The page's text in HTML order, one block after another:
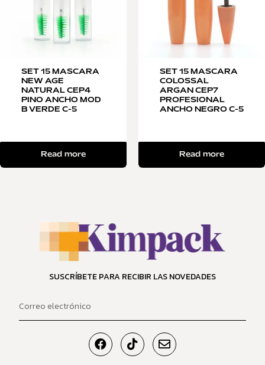
SET 15 MASCARA
NEW AGE
NATURAL CEP4
PINO ANCHO MOD
B VERDE C-5
Read more
SET 15 MASCARA
COLOSSAL
ARGAN CEP7
PROFESIONAL
ANCHO NEGRO C-5
Read more
SUSCRÍBETE PARA RECIBIR LAS NOVEDADES